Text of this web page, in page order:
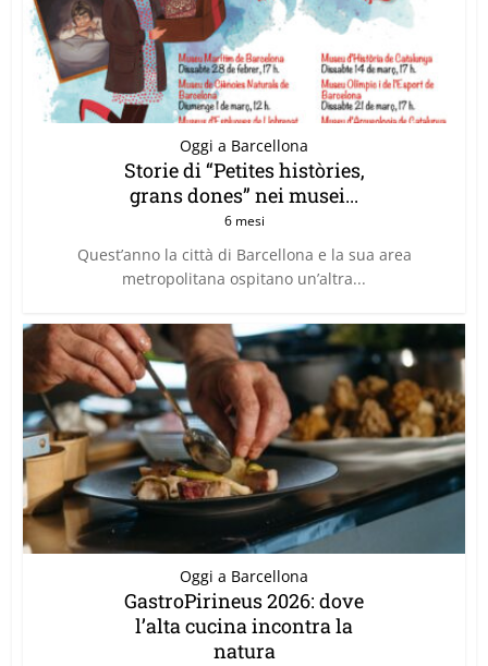
Oggi a Barcellona
Storie di “Petites històries,
grans dones” nei musei...
6 mesi
Quest’anno la città di Barcellona e la sua area
metropolitana ospitano un’altra...
Oggi a Barcellona
GastroPirineus 2026: dove
l’alta cucina incontra la
natura